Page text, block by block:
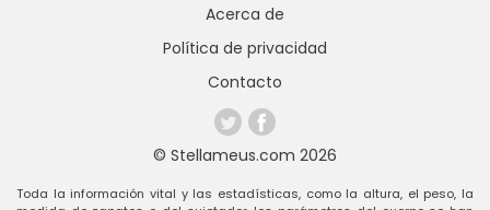
© Stellameus.com 2026
Acerca de
Política de privacidad
Contacto
Toda la información vital y las estadísticas, como la altura, el peso, la